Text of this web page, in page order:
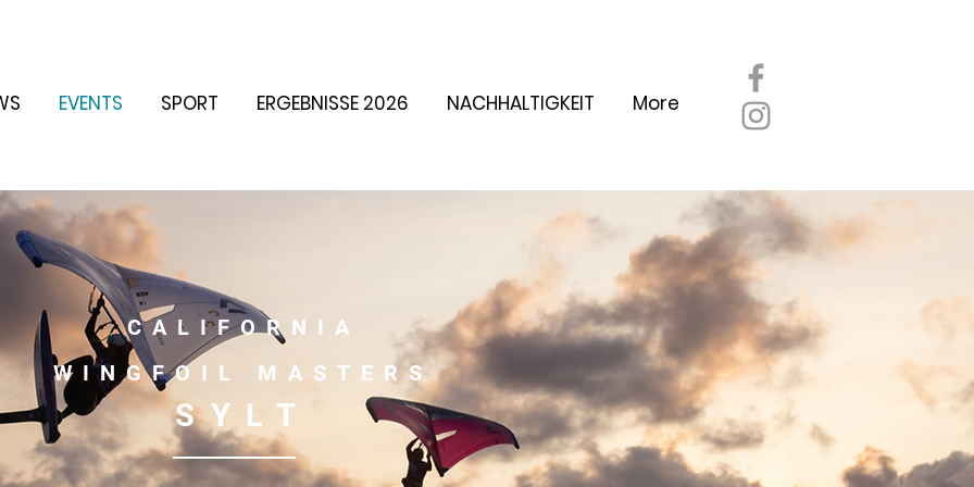
EVENTS SPORT ERGEBNISSE 2026 NACHHALTIGKEIT More
CALIFORNIA
WINGFOIL MASTERS
SYLT